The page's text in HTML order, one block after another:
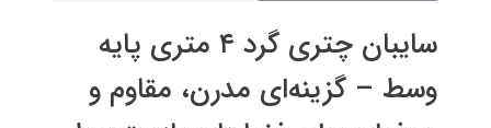
سایبان چتری گرد ۴ متری پایه
وسط – گزینه‌ای مدرن، مقاوم و